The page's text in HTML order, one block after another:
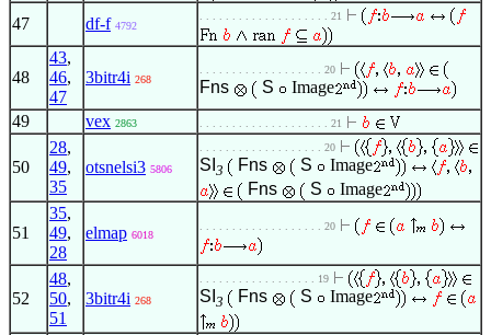
47
df-f 4792
. . . . . . . . . . . . . . . . . . . . 21
48
43,
46,
47
3bitr4i 268
. . . . . . . . . . . . . . . . . . . 20
Fns S
Image
49
vex 2863 . . . . . . . . . . . . . . . . . . . . 21
50
28,
49,
35
otsnelsi3 5806
. . . . . . . . . . . . . . . . . . . 20
SI 3 Fns S
Image
Fns
S Image
51
35,
49,
28
elmap 6018
. . . . . . . . . . . . . . . . . . . 20
52
48,
50,
51
3bitr4i 268
. . . . . . . . . . . . . . . . . . 19
SI 3 Fns S Image